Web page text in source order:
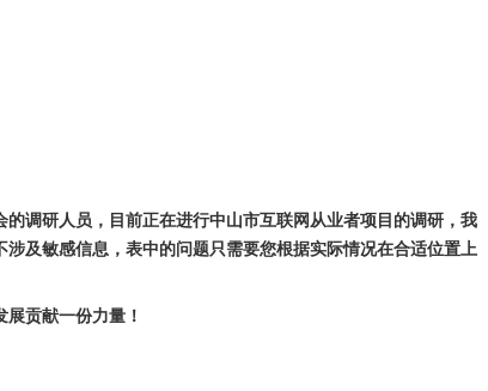
调研人员，目前正在进行中山市互联网从业者项目的调研，我
及敏感信息，表中的问题只需要您根据实际情况在合适位置上
贡献一份力量！